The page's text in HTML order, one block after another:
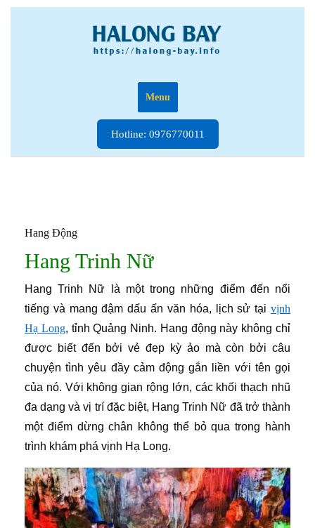
Menu
Hotline: 0976770011
0976770011
Hang Động
Hang Trinh Nữ
Hang Trinh Nữ là một trong những điểm đến nổi
tiếng và mang đậm dấu ấn văn hóa, lịch sử tại vịnh
Hạ Long, tỉnh Quảng Ninh. Hang động này không chỉ
được biết đến bởi vẻ đẹp kỳ ảo mà còn bởi câu
chuyện tình yêu đầy cảm động gắn liền với tên gọi
của nó. Với không gian rộng lớn, các khối thạch nhũ
đa dạng và vị trí đặc biệt, Hang Trinh Nữ đã trở thành
một điểm dừng chân không thể bỏ qua trong hành
trình khám phá vịnh Hạ Long.